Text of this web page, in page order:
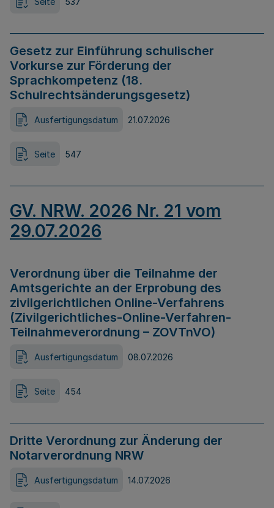
Gesetz zur Einführung schulischer
Vorkurse zur Förderung der
Sprachkompetenz (18.
Schulrechtsänderungsgesetz)
Ausfertigungsdatum 21.07.2026
Seite 547
GV. NRW. 2026 Nr. 21 vom
29.07.2026
Verordnung über die Teilnahme der
Amtsgerichte an der Erprobung des
zivilgerichtlichen Online-Verfahrens
(Zivilgerichtliches-Online-Verfahren-
Teilnahmeverordnung – ZOVTnVO)
Ausfertigungsdatum 08.07.2026
Seite 454
Dritte Verordnung zur Änderung der
Notarverordnung NRW
Ausfertigungsdatum 14.07.2026